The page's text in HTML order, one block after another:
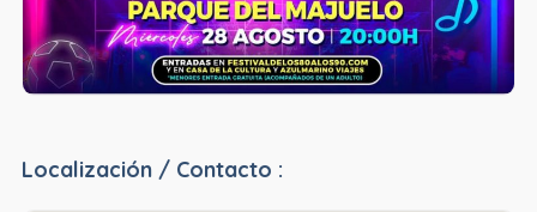
Localización / Contacto :